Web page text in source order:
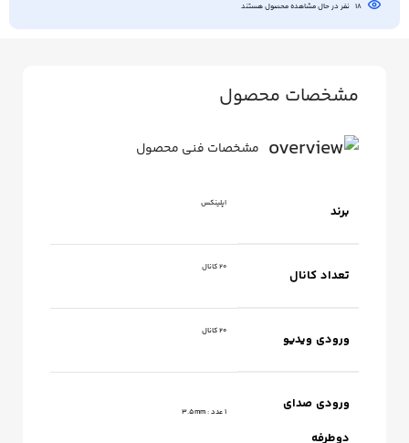
18 نفر در حال مشاهده محصول هستند
مشخصات محصول
مشخصات فنی محصول
برند اپلینکس
تعداد کانال 20 کانال
ورودی ویدیو ۲۰ کانال
ورودی صدای
دوطرفه
1 عدد : 3.5mm